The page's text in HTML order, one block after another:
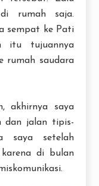
rumah saja.
sempat ke Pati
itu tujuannya
rumah saudara
akhirnya saya
dan jalan tipis-
saya setelah
karena di bulan